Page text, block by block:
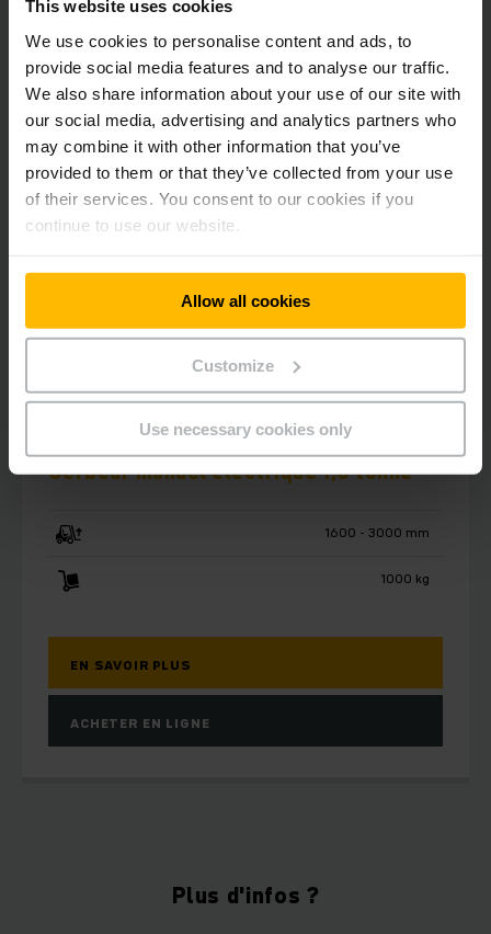
This website uses cookies
We use cookies to personalise content and ads, to
provide social media features and to analyse our traffic.
We also share information about your use of our site with
our social media, advertising and analytics partners who
may combine it with other information that you’ve
provided to them or that they’ve collected from your use
of their services. You consent to our cookies if you
continue to use our website.
Allow all cookies
Customize
Use necessary cookies only
Gerbeur manuel électrique 1,0 tonne
1600 - 3000 mm
1000 kg
EN SAVOIR PLUS
ACHETER EN LIGNE
Plus d'infos ?